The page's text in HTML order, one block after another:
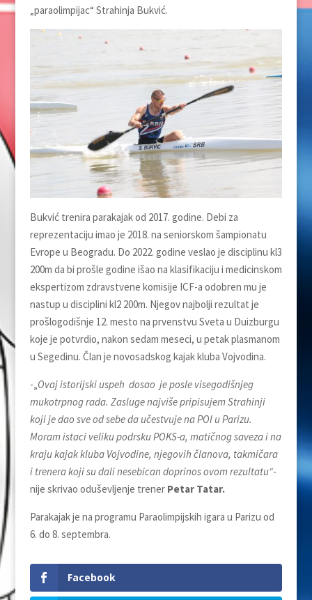
„paraolimpijac“ Strahinja Bukvić.
Bukvić trenira parakajak od 2017. godine. Debi za
reprezentaciju imao je 2018. na seniorskom šampionatu
Evrope u Beogradu. Do 2022. godine veslao je disciplinu kl3
200m da bi prošle godine išao na klasifikaciju i medicinskom
ekspertizom zdravstvene komisije ICF-a odobren mu je
nastup u disciplini kl2 200m. Njegov najbolji rezultat je
prošlogodišnje 12. mesto na prvenstvu Sveta u Duizburgu
koje je potvrdio, nakon sedam meseci, u petak plasmanom
u Segedinu. Član je novosadskog kajak kluba Vojvodina.
-„Ovaj istorijski uspeh dosao je posle visegodišnjeg
mukotrpnog rada. Zasluge najviše pripisujem Strahinji
koji je dao sve od sebe da učestvuje na POI u Parizu.
Moram istaci veliku podrsku POKS-a, matičnog saveza i na
kraju kajak kluba Vojvodine, njegovih članova, takmičara
i trenera koji su dali nesebican doprinos ovom rezultatu“-
nije skrivao oduševljenje trener Petar Tatar.
Parakajak je na programu Paraolimpijskih igara u Parizu od
6. do 8. septembra.
Facebook